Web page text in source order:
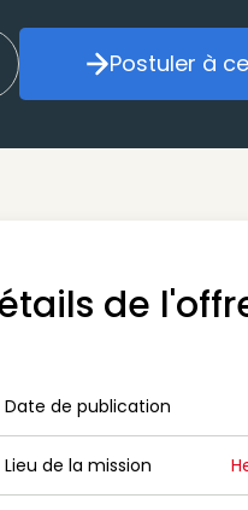
mon alertePostuler à
de
Date de publication
Date de publication
Lieu de la mission
Lieu de la mission